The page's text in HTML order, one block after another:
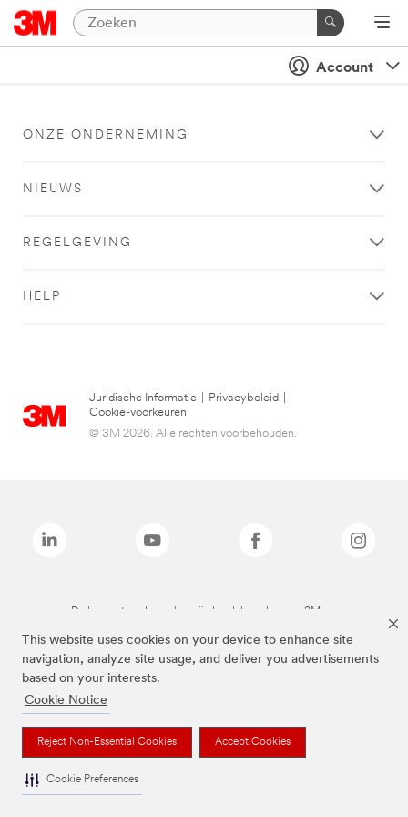
This website uses cookies on your device to enhance site
navigation, analyze site usage, and deliver you advertisements
based on your interests.
Cookie Notice
Reject Non-Essential Cookies Accept Cookies
Cookie Preferences
Account
ONZE ONDERNEMING
NIEUWS
REGELGEVING
HELP
Juridische Informatie Privacybeleid
Cookie-voorkeuren
© 3M 2026. Alle rechten voorbehouden.
De bovenstaande merken zijn handelsmerken van 3M.we